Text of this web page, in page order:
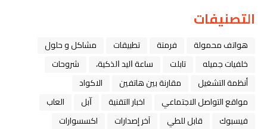
التصنيفات
هواتف محمولة فرمتة تطبيقات
مشاكل و حلول
خلفيات جميله
تابلت ﺳﺎﻋﺔ ﺍﻟﻴﺪ ﺍﻟﺬﻛﻴﺔ،
شروحات
أنظمة التشغيل
مقارنة بين هاتفين
الاكواد
مواقع التواصل الاجتماعي
اخبار التقنية ﺁﺑﻞ
العاب
فيسبوك
قابل للطي آخر إصدارات
اكسسوارات